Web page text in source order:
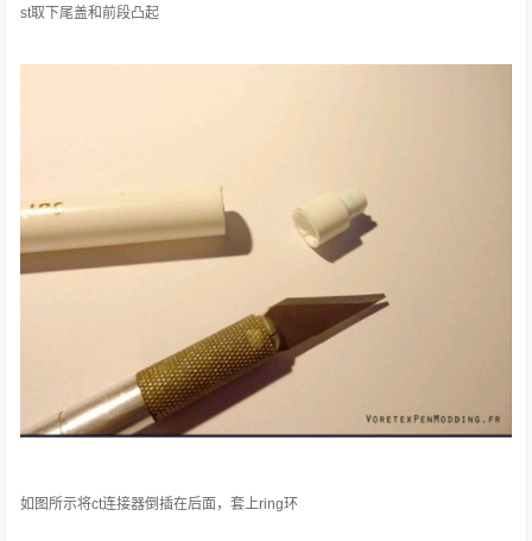
st取下尾盖和前段凸起
如图所示将ct连接器倒插在后面，套上ring环